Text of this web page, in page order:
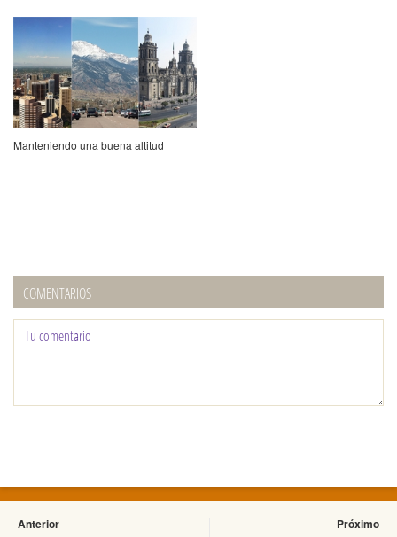
Manteniendo una buena altitud
COMENTARIOS
Anterior Próximo